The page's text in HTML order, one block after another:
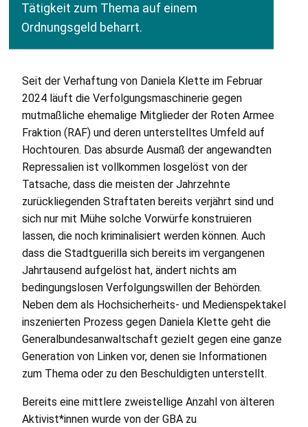
Tätigkeit zum Thema auf einem
Ordnungsgeld beharrt.
Seit der Verhaftung von Daniela Klette im Februar
2024 läuft die Verfolgungsmaschinerie gegen
mutmaßliche ehemalige Mitglieder der Roten Armee
Fraktion ( RAF) und deren unterstelltes Umfeld auf
Hochtouren. Das absurde Ausmaß der angewandten
Repressalien ist vollkommen losgelöst von der
Tatsache, dass die meisten der Jahrzehnte
zurückliegenden Straftaten bereits verjährt sind und
sich nur mit Mühe solche Vorwürfe konstruieren
lassen, die noch kriminalisiert werden können. Auch
dass die Stadtguerilla sich bereits im vergangenen
Jahrtausend aufgelöst hat, ändert nichts am
bedingungslosen Verfolgungswillen der Behörden.
Neben dem als Hochsicherheits- und Medienspektakel
inszenierten Prozess gegen Daniela Klette geht die
Generalbundesanwaltschaft gezielt gegen eine ganze
Generation von Linken vor, denen sie Informationen
zum Thema oder zu den Beschuldigten unterstellt.
Bereits eine mittlere zweistellige Anzahl von älteren
Aktivist*innen wurde von der GBAzu